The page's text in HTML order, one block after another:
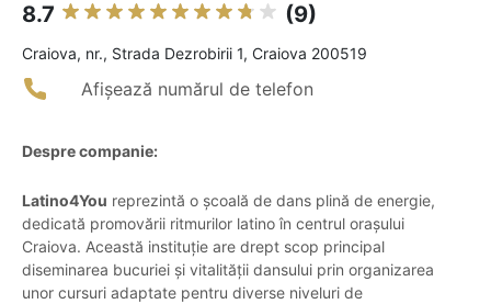
8.7 (9)
Craiova, nr., Strada Dezrobirii 1, Craiova 200519
Afișează numărul de telefon
Despre companie:
Latino4You reprezintă o școală de dans plină de energie,
dedicată promovării ritmurilor latino în centrul orașului
Craiova. Această instituție are drept scop principal
diseminarea bucuriei și vitalității dansului prin organizarea
unor cursuri adaptate pentru diverse niveluri de